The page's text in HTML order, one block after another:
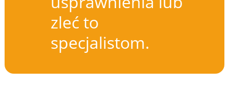
zleć to
specjalistom.